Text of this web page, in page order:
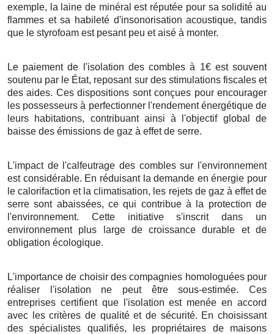
exemple, la laine de minéral est réputée pour sa solidité au
flammes et sa habileté d'insonorisation acoustique, tandis
que le styrofoam est pesant peu et aisé à monter.
Le paiement de l'isolation des combles à 1€ est souvent
soutenu par le État, reposant sur des stimulations fiscales et
des aides. Ces dispositions sont conçues pour encourager
les possesseurs à perfectionner l'rendement énergétique de
leurs habitations, contribuant ainsi à l'objectif global de
baisse des émissions de gaz à effet de serre.
L'impact de l'calfeutrage des combles sur l'environnement
est considérable. En réduisant la demande en énergie pour
le calorifaction et la climatisation, les rejets de gaz à effet de
serre sont abaissées, ce qui contribue à la protection de
l'environnement. Cette initiative s'inscrit dans un
environnement plus large de croissance durable et de
obligation écologique.
L'importance de choisir des compagnies homologuées pour
réaliser l'isolation ne peut être sous-estimée. Ces
entreprises certifient que l'isolation est menée en accord
avec les critères de qualité et de sécurité. En choisissant
des spécialistes qualifiés, les propriétaires de maisons